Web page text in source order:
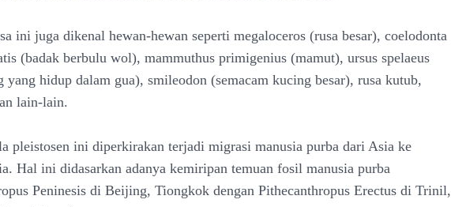
ini juga dikenal hewan-hewan seperti megaloceros (rusa besar), coelodonta
(badak berbulu wol), mammuthus primigenius (mamut), ursus spelaeus
yang hidup dalam gua), smileodon (semacam kucing besar), rusa kutub,
lain-lain.
pleistosen ini diperkirakan terjadi migrasi manusia purba dari Asia ke
Hal ini didasarkan adanya kemiripan temuan fosil manusia purba
Peninesis di Beijing, Tiongkok dengan Pithecanthropus Erectus di Trinil,